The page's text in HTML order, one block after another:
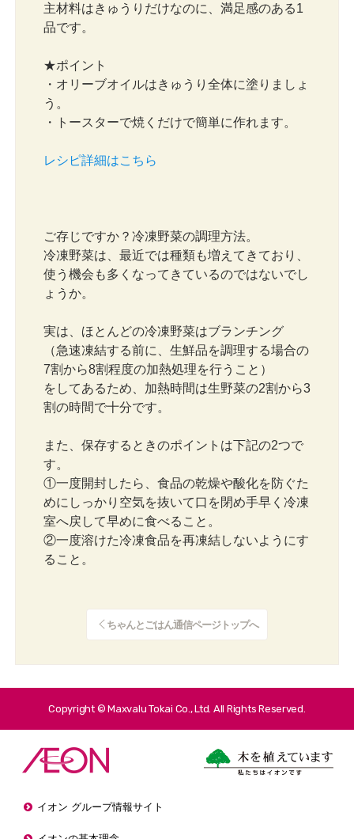
主材料はきゅうりだけなのに、満足感のある1
品です。
★ポイント
・オリーブオイルはきゅうり全体に塗りましょ
う。
・トースターで焼くだけで簡単に作れます。
レシピ詳細はこちら
ご存じですか？冷凍野菜の調理方法。
冷凍野菜は、最近では種類も増えてきており、
使う機会も多くなってきているのではないでし
ょうか。
実は、ほとんどの冷凍野菜はブランチング
（急速凍結する前に、生鮮品を調理する場合の
7割から8割程度の加熱処理を行うこと）
をしてあるため、加熱時間は生野菜の2割から3
割の時間で十分です。
また、保存するときのポイントは下記の2つで
す。
①一度開封したら、食品の乾燥や酸化を防ぐた
めにしっかり空気を抜いて口を閉め手早く冷凍
室へ戻して早めに食べること。
②一度溶けた冷凍食品を再凍結しないようにす
ること。
ちゃんとごはん通信ページトップへ
Copyright © Maxvalu Tokai Co., Ltd. All Rights Reserved.
イオン グループ情報サイト